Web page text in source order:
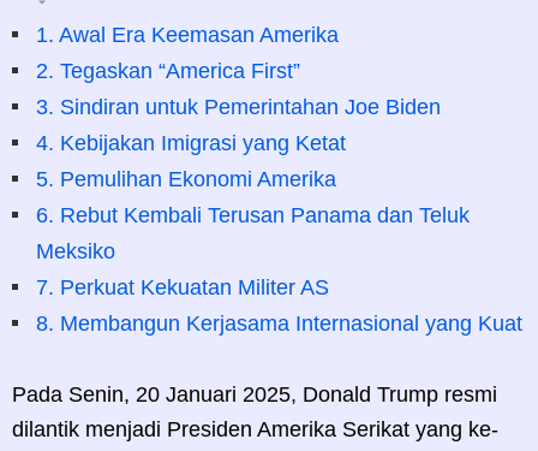
1. Awal Era Keemasan Amerika
2. Tegaskan “America First”
3. Sindiran untuk Pemerintahan Joe Biden
4. Kebijakan Imigrasi yang Ketat
5. Pemulihan Ekonomi Amerika
6. Rebut Kembali Terusan Panama dan Teluk
Meksiko
7. Perkuat Kekuatan Militer AS
8. Membangun Kerjasama Internasional yang Kuat
Pada Senin, 20 Januari 2025, Donald Trump resmi
dilantik menjadi Presiden Amerika Serikat yang ke-